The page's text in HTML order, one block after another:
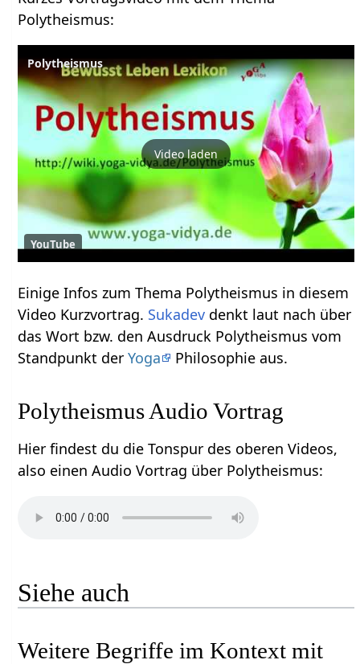
Polytheismus‏‎:
Polytheismus
Video laden
YouTube
Einige Infos zum Thema Polytheismus‏‎ in diesem
Video Kurzvortrag. Sukadev denkt laut nach über
das Wort bzw. den Ausdruck Polytheismus‏‎ vom
Standpunkt derYoga Philosophie aus.
Polytheismus‏‎ Audio Vortrag
Hier findest du die Tonspur des oberen Videos,
also einen Audio Vortrag über Polytheismus‏‎:
Siehe auch
Weitere Begriffe im Kontext mit